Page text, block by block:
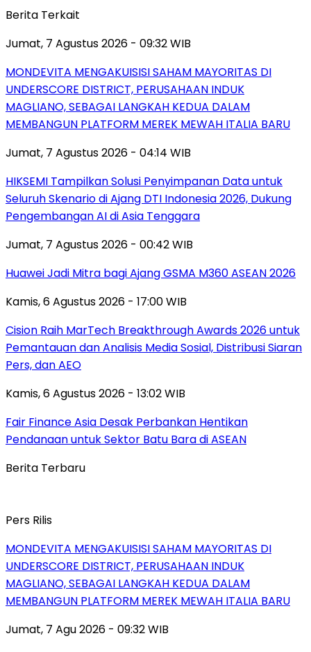
Berita Terkait
Jumat, 7 Agustus 2026 - 09:32 WIB
MONDEVITA MENGAKUISISI SAHAM MAYORITAS DI
UNDERSCORE DISTRICT, PERUSAHAAN INDUK
MAGLIANO, SEBAGAI LANGKAH KEDUA DALAM
MEMBANGUN PLATFORM MEREK MEWAH ITALIA BARU
Jumat, 7 Agustus 2026 - 04:14 WIB
HIKSEMI Tampilkan Solusi Penyimpanan Data untuk
Seluruh Skenario di Ajang DTI Indonesia 2026, Dukung
Pengembangan AI di Asia Tenggara
Jumat, 7 Agustus 2026 - 00:42 WIB
Huawei Jadi Mitra bagi Ajang GSMA M360 ASEAN 2026
Kamis, 6 Agustus 2026 - 17:00 WIB
Cision Raih MarTech Breakthrough Awards 2026 untuk
Pemantauan dan Analisis Media Sosial, Distribusi Siaran
Pers, dan AEO
Kamis, 6 Agustus 2026 - 13:02 WIB
Fair Finance Asia Desak Perbankan Hentikan
Pendanaan untuk Sektor Batu Bara di ASEAN
Berita Terbaru
Pers Rilis
MONDEVITA MENGAKUISISI SAHAM MAYORITAS DI
UNDERSCORE DISTRICT, PERUSAHAAN INDUK
MAGLIANO, SEBAGAI LANGKAH KEDUA DALAM
MEMBANGUN PLATFORM MEREK MEWAH ITALIA BARU
Jumat, 7 Agu 2026 - 09:32 WIB